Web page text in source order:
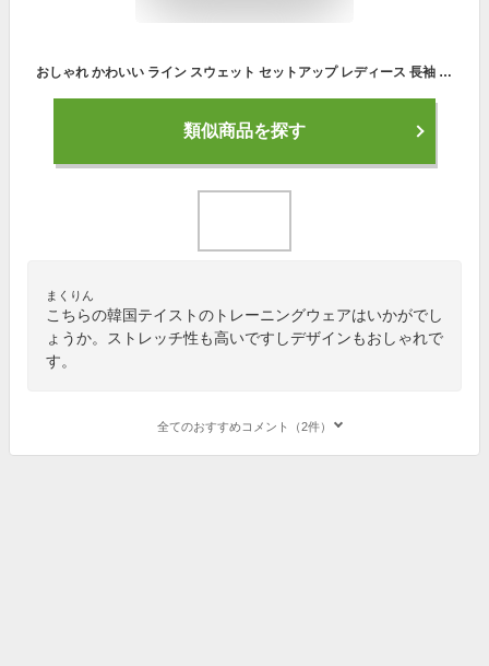
おしゃれ かわいい ライン スウェット セットアップ レディース 長袖 ルームウェア 上下セット かっこいい 部屋着 ドロップショルダー トレーナー スリム フィット ジョガー パンツ 大人 可愛い コーデ 大きいサイズ ワンマイル スポーツ トレーニング ウェア ファッション
類似商品を探す
まくりん
こちらの韓国テイストのトレーニングウェアはいかがでし
ょうか。ストレッチ性も高いですしデザインもおしゃれで
す。
全てのおすすめコメント（2件）